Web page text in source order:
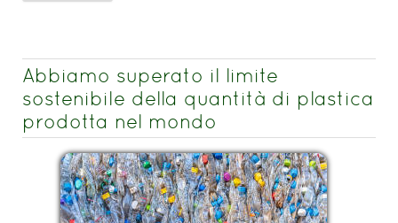
Abbiamo superato il limite
sostenibile della quantità di plastica
prodotta nel mondo